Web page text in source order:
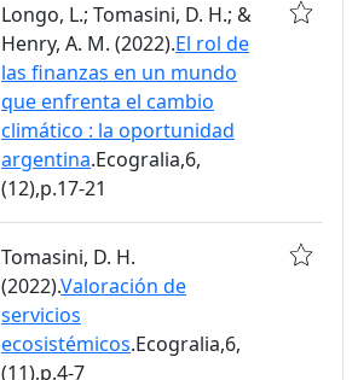
Longo, L.; Tomasini, D. H.; &
Henry, A. M. (2022).El rol de
las finanzas en un mundo
que enfrenta el cambio
climático : la oportunidad
argentina.Ecogralia,6,
(12),p.17-21
Tomasini, D. H.
(2022).Valoración de
servicios
ecosistémicos.Ecogralia,6,
(11),p.4-7